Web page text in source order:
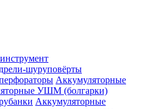
шуруповёрты
Аккумуляторные
УШМ (болгарки)
Аккумуляторные